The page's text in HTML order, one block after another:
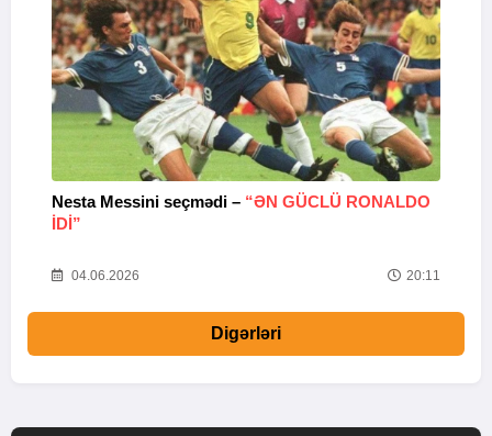
Nesta Messini seçmədi – “ƏN GÜCLÜ RONALDO
IDI”
04.06.2026 20:11
Digərləri